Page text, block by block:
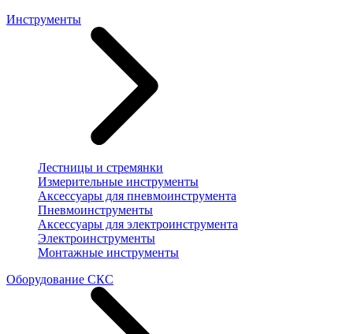
Инструменты
Лестницы и стремянки
Измерительные инструменты
Аксессуары для пневмоинструмента
Пневмоинструменты
Аксессуары для электроинструмента
Электроинструменты
Монтажные инструменты
Оборудование СКС